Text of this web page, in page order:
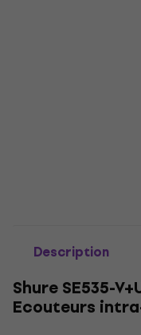
Description
Shure SE535-
Ecouteurs